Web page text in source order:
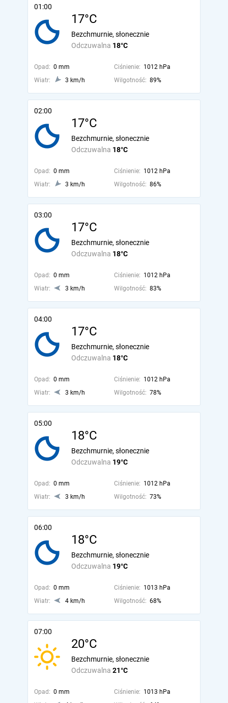
01:00
17°C
Odczuwalna 18°C
Bezchmurnie, słonecznie
Opad: 0 mm Ciśnienie: 1012 hPa
Wiatr:
3 km/h Wilgotność: 89%
02:00
17°C
Odczuwalna 18°C
Bezchmurnie, słonecznie
Opad: 0 mm Ciśnienie: 1012 hPa
Wiatr:
3 km/h Wilgotność: 86%
03:00
17°C
Odczuwalna 18°C
Bezchmurnie, słonecznie
Opad: 0 mm Ciśnienie: 1012 hPa
Wiatr:
3 km/h Wilgotność: 83%
04:00
17°C
Odczuwalna 18°C
Bezchmurnie, słonecznie
Opad: 0 mm Ciśnienie: 1012 hPa
Wiatr:
3 km/h Wilgotność: 78%
05:00
18°C
Odczuwalna 19°C
Bezchmurnie, słonecznie
Opad: 0 mm Ciśnienie: 1012 hPa
Wiatr:
3 km/h Wilgotność: 73%
06:00
18°C
Odczuwalna 19°C
Bezchmurnie, słonecznie
Opad: 0 mm Ciśnienie: 1013 hPa
Wiatr:
4 km/h Wilgotność: 68%
07:00
20°C
Odczuwalna 21°C
Bezchmurnie, słonecznie
Opad: 0 mm Ciśnienie: 1013 hPa